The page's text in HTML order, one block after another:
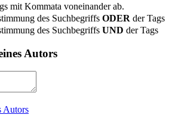
mit Kommata voneinander ab.
des Suchbegriffs ODER der Tags
des Suchbegriffs UND der Tags
Autors
Autors